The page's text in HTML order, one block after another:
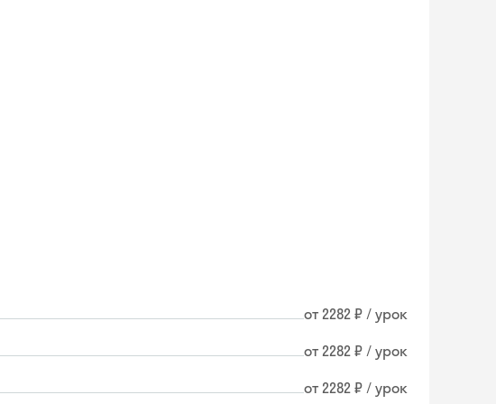
от 2282 ₽ / урок
от 2282 ₽ / урок
от 2282 ₽ / урок
online